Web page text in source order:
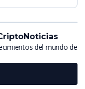
del mundo de